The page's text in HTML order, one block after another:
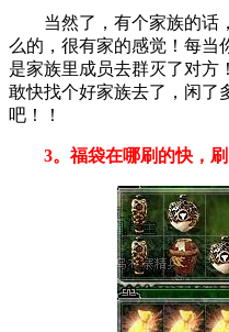
当然了，有个家族的话
么的，很有家的感觉！每当
是家族里成员去群灭了对方
敢快找个好家族去了，闲了
吧！！
3。福袋在哪刷的快，刷